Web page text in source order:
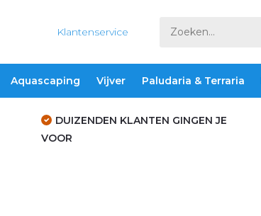
Klantenservice
Aquascaping Vijver Paludaria & Terraria
DUIZENDEN KLANTEN GINGEN JE
VOOR